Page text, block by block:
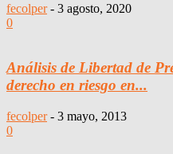
fecolper - 3 agosto, 2020
0
Análisis de Libertad de
derecho en riesgo en...
fecolper - 3 mayo, 2013
0